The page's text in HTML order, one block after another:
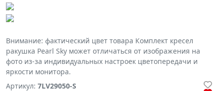
Внимание: фактический цвет товара Комплект кресел
ракушка Pearl Sky может отличаться от изображения на
фото из-за индивидуальных настроек цветопередачи и
яркости монитора.
Артикул: 7LV29050-S